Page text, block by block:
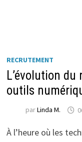
RECRUTEMENT
L’évolution
outils
parLinda M.
À l’heure où les